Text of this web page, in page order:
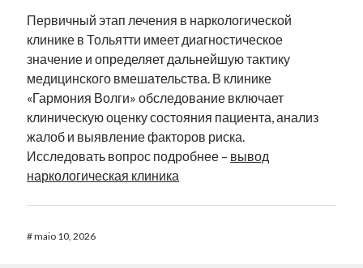
Первичный этап лечения в наркологической
клинике в Тольятти имеет диагностическое
значение и определяет дальнейшую тактику
медицинского вмешательства. В клинике
«Гармония Волги» обследование включает
клиническую оценку состояния пациента, анализ
жалоб и выявление факторов риска.
Исследовать вопрос подробнее – вывод
наркологическая клиника
#maio 10, 2026